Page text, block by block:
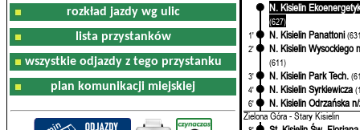
rozkład jazdy wg ulic
lista przystanków
wszystkie odjazdy z tego przystanku
plan komunikacji miejskiej
N. Kisielin
(627)
1'
N. Kisielin Panattoni
2'
N. Kisielin Wysockiego
(611)
3'
N. Kisielin Park Tech.
4'
N. Kisielin Syrkiewicza
6'
N. Kisielin Odrzańska
Zielona Góra - Stary Kisielin